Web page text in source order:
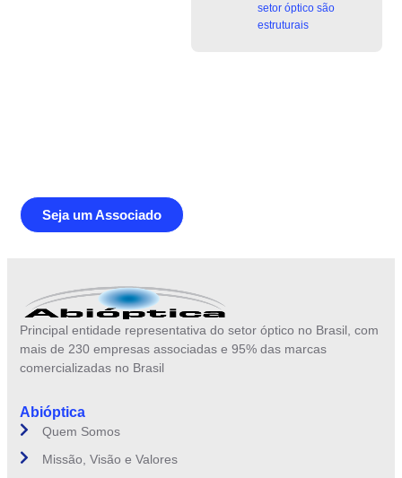
setor óptico são
estruturais
Seja um Associado
Principal entidade representativa do setor óptico no Brasil, com
mais de 230 empresas associadas e 95% das marcas
comercializadas no Brasil
Abióptica
Quem Somos
Missão, Visão e Valores